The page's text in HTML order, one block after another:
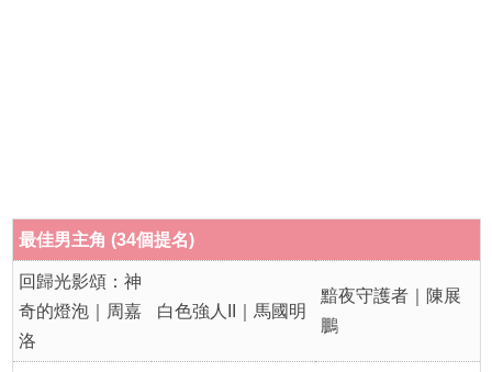
最佳男主角 (34個提名)
回歸光影頌：神
奇的燈泡｜周嘉
洛
白色強人II｜馬國明
黯夜守護者｜陳展
鵬